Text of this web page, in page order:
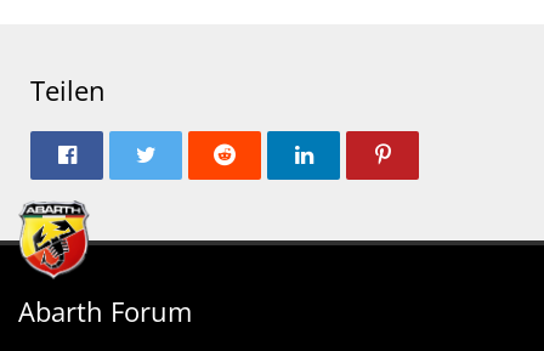
Teilen
Abarth Forum